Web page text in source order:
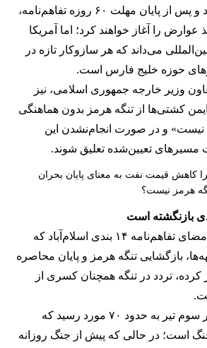
مشترکی بر تنگه دارند و پس از پایان مهلت ۶۰ روزه تفاهم‌نامه،
را آغاز خواهند کرد؛ اما آمریکا
می‌داند که هر سازوکار تازه در
حوزه خلیج فارس است.
وزیر خارجه جمهوری اسلامی، نیز
کشتی‌ها از تنگه هرمز بدون هماهنگی
نیست» و در صورت انجام‌نشدن این
تعیین‌شده تعلیق شوند.
کاهش قیمت نفت به معنای پایان بحران
هرمز نیست؟
بازنگشته است
با گذشت دو هفته از امضای تفاهم‌نامه ۱۴ بندی اسلام‌آباد که
بازگشایی تنگه هرمز و پایان محاصره
کرده، تردد در تنگه همچنان کسری از
شمار تردد شناورها در سوم تیر به حدود ۷۰ مورد رسید که
جنگ است؛ در حالی که پیش از جنگ روزانه